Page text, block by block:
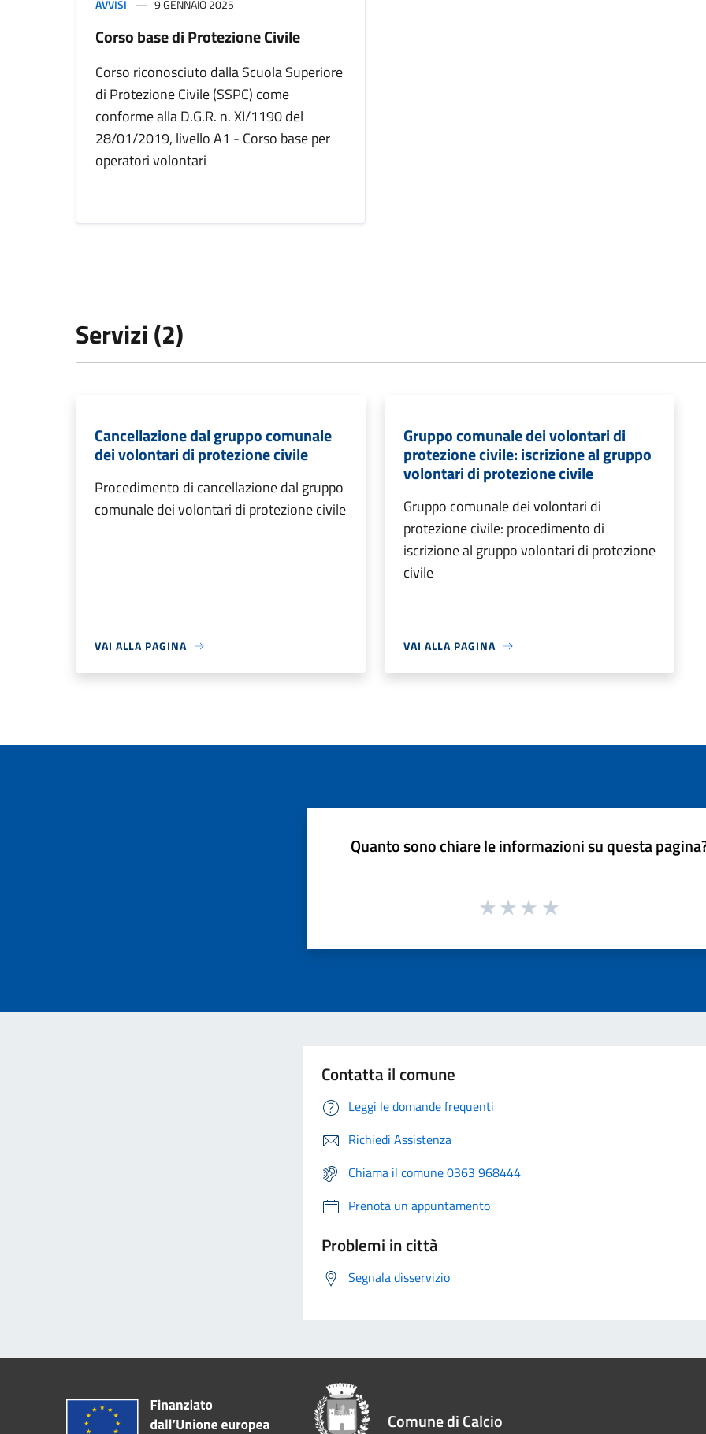
AVVISI 9 GENNAIO 2025
Corso base di Protezione Civile
Corso riconosciuto dalla Scuola Superiore
di Protezione Civile (SSPC) come
conforme alla D.G.R. n. XI/1190 del
28/01/2019, livello A1 - Corso base per
operatori volontari
Servizi (2)
Cancellazione dal gruppo comunale
dei volontari di protezione civile
Procedimento di cancellazione dal gruppo
comunale dei volontari di protezione civile
VAI ALLA PAGINA
Gruppo comunale dei volontari di
protezione civile: iscrizione al gruppo
volontari di protezione civile
Gruppo comunale dei volontari di
protezione civile: procedimento di
iscrizione al gruppo volontari di protezione
civile
VAI ALLA PAGINA
Quanto sono chiare le informazioni su questa
Contatta il comune
Leggi le domande frequenti
Richiedi Assistenza
Chiama il comune 0363 968444
Prenota un appuntamento
Problemi in città
Segnala disservizio
Comune di Calcio